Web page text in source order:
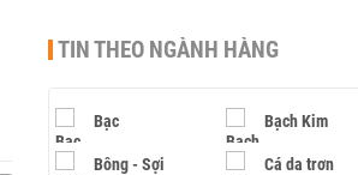
TIN THEO NGÀNH HÀNG
Bạc Bạch Kim
Bông - Sợi Cá da trơn